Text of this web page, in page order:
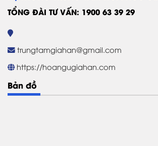
TỔNG ĐÀI TƯ VẤN: 1900 63 39 29
trungtamgiahan@gmail.com
https://hoangugiahan.com
Bản đồ